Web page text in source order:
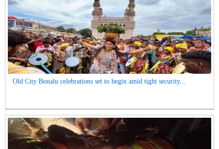
Old City Bonalu celebrations set to begin amid tight security...